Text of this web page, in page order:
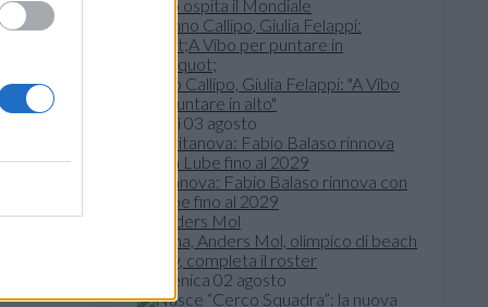
,
I Nova
Paolo ospita il Mondiale
Tonno Callipo, Giulia Felappi: "A Vibo
per puntare in alto"
lunedì 03 agosto
Civitanova: Fabio Balaso rinnova con
la Lube fino al 2029
Verona, Anders Mol, olimpico di beach
volley, completa il roster
domenica 02 agosto